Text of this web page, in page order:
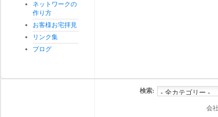
ネットワークの
作り方
お客様お宅拝見
リンク集
ブログ
検索:
会